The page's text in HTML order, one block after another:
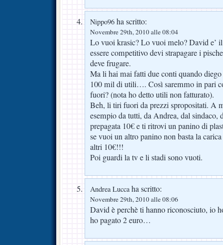
Nippo96 ha scritto:
Novembre 29th, 2010 alle 08:04
Lo vuoi krasic? Lo vuoi melo? David e’
essere competitivo devi strapagare i
deve frugare.
Ma li hai mai fatti due conti quando
100 mil di utili…. Così saremmo in pari
fuori? (nota ho detto utili non fatturato).
Beh, li tiri fuori da prezzi spropositati. A
esempio da tutti, da Andrea, dal
prepagata 10€ e ti ritrovi un panino di
se vuoi un altro panino non basta la
altri 10€!!!
Poi guardi la tv e li stadi sono vuoti.
Andrea Luccaha scritto:
Novembre 29th, 2010 alle 08:06
David è perchè ti hanno riconosciuto, io
ho pagato 2 euro…